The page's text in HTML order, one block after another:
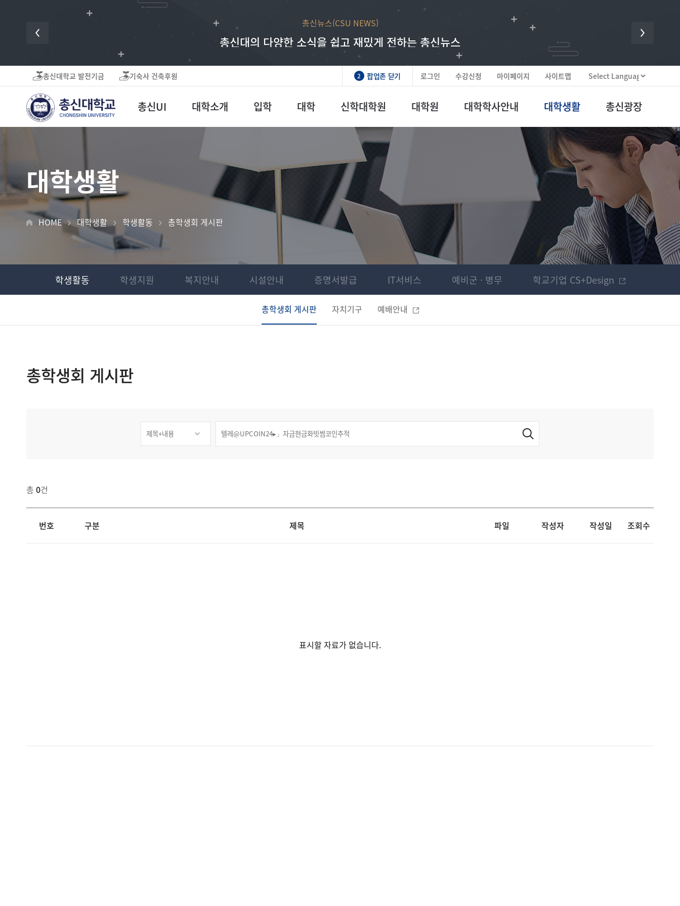
총신뉴스(CSU NEWS)
총신대의 다양한 소식을 쉽고 재밌게 전하는 총신뉴스
총신대학교 발전기금
귀하의 후원은 미래 인재를 만드시는 하나님의 일에 동역하는 매우 귀한 헌신입니다.
총신대학교 발전기금 기숙사 건축후원 2 팝업존 닫기 로그인 수강신청 마이페이지 사이트맵
총신UI 대학소개 입학 대학 신학대학원 대학원 대학학사안내 대학생활 총신광장
대학생활
HOME 대학생활 학생활동 총학생회 게시판
학생활동 학생지원 복지안내 시설안내 증명서발급 IT서비스 예비군 · 병무 학교기업 CS+Design
총학생회 게시판 자치기구 예배안내
총학생회 게시판
총 0건
번호 구분 제목 파일 작성자 작성일 조회수
표시할 자료가 없습니다.